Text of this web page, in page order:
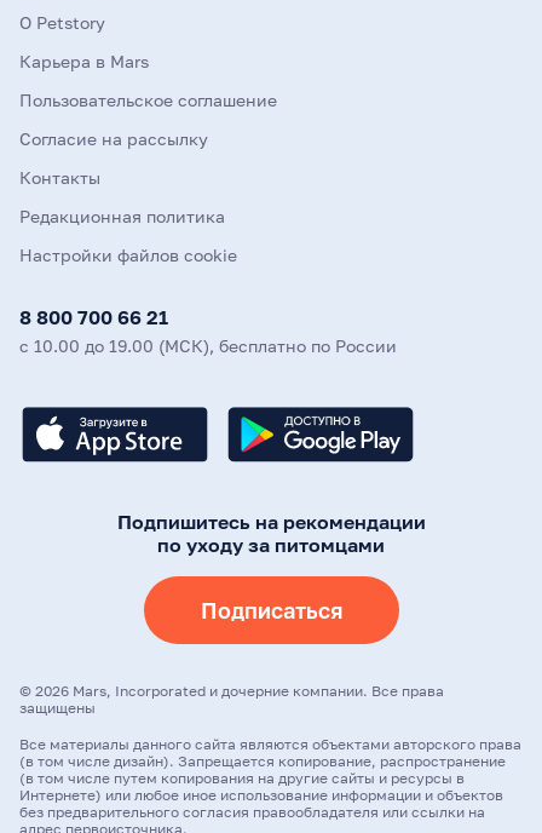
О Petstory
Карьера в Mars
Пользовательское соглашение
Согласие на рассылку
Контакты
Редакционная политика
Настройки файлов cookie
8 800 700 66 21
с 10.00 до 19.00 (МСК), бесплатно по России
Подпишитесь на рекомендации
по уходу за питомцами
Подписаться
© 2026 Mars, Incorporated и дочерние компании. Все права
защищены
Все материалы данного сайта являются объектами авторского права
(в том числе дизайн). Запрещается копирование, распространение
(в том числе путем копирования на другие сайты и ресурсы в
Интернете) или любое иное использование информации и объектов
без предварительного согласия правообладателя или ссылки на
адрес первоисточника.